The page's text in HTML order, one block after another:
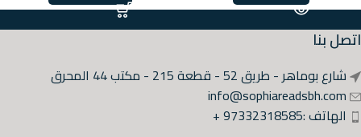
اتصل بنا
شارع بوماهر - طريق 52 - قطعة 215 - مكتب 44 المحرق
info@sophiareadsbh.com
الهاتف :97332318585 +